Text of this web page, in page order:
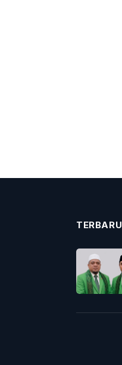
TERBARU